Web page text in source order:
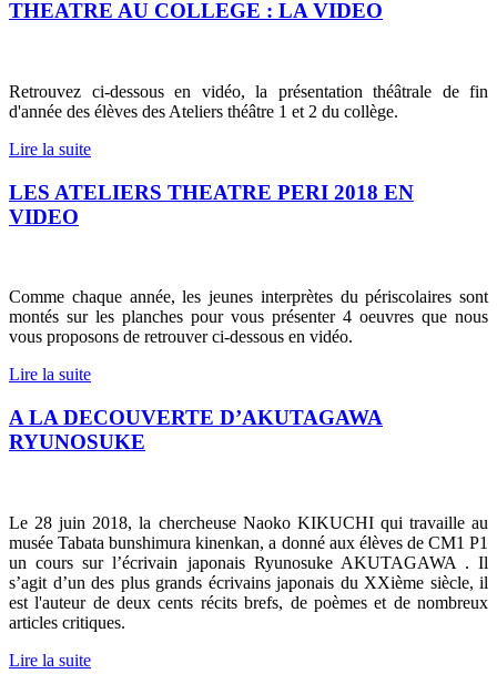
THEATRE AU COLLEGE : LA VIDEO
Retrouvez ci-dessous en vidéo, la présentation théâtrale de fin
d'année des élèves des Ateliers théâtre 1 et 2 du collège.
Lire la suite
LES ATELIERS THEATRE PERI 2018 EN
VIDEO
Comme chaque année, les jeunes interprètes du périscolaires sont
montés sur les planches pour vous présenter 4 oeuvres que nous
vous proposons de retrouver ci-dessous en vidéo.
Lire la suite
A LA DECOUVERTE D’AKUTAGAWA
RYUNOSUKE
Le 28 juin 2018, la chercheuse Naoko KIKUCHI qui travaille au
musée Tabata bunshimura kinenkan, a donné aux élèves de CM1 P1
un cours sur l’écrivain japonais Ryunosuke AKUTAGAWA . Il
s’agit d’un des plus grands écrivains japonais du XXième siècle, il
est l'auteur de deux cents récits brefs, de poèmes et de nombreux
articles critiques.
Lire la suite